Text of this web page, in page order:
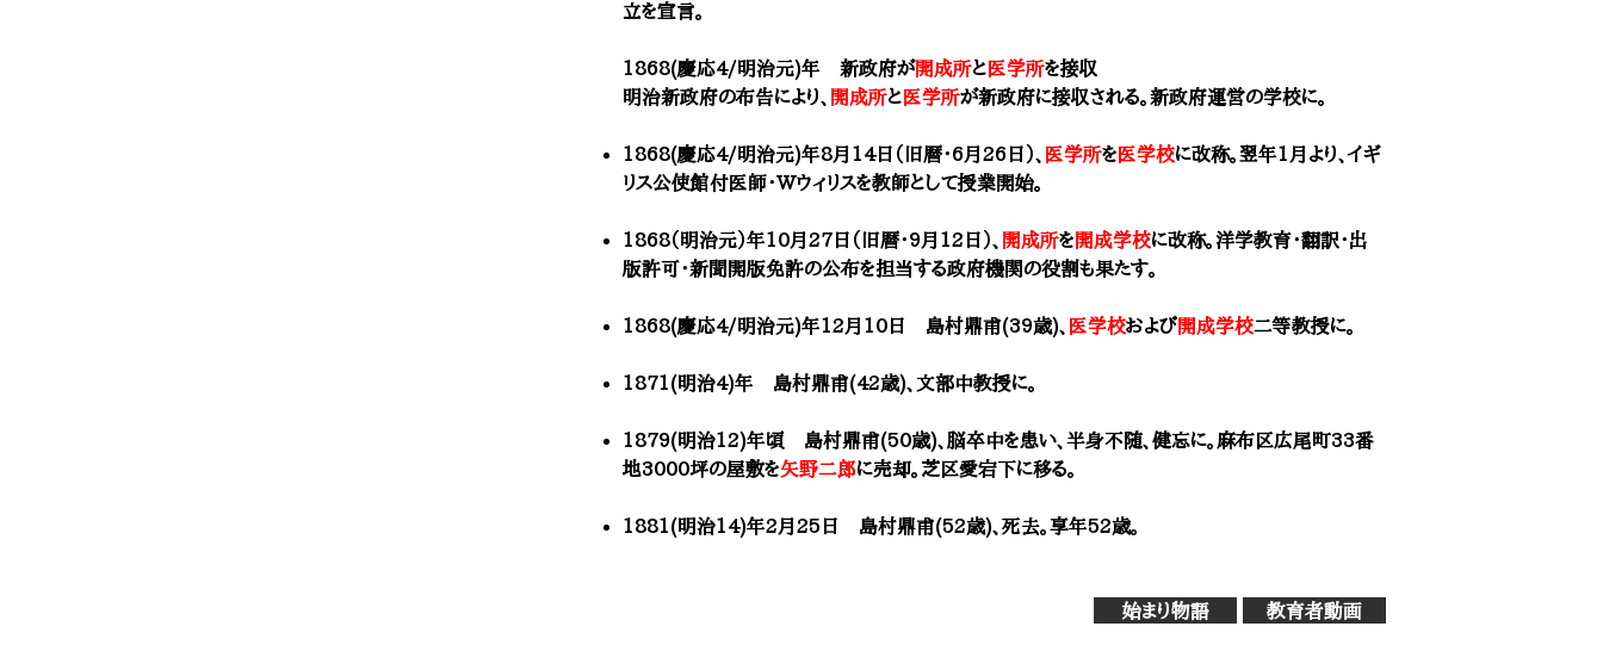
立を宣言。
1868(慶応4/明治元)年 新政府が開成所と 医学所を接収
明治新政府の布告により、 開成所と 医学所が新政府に接収される。新政府運営の学校に。
1868(慶応4/明治元)年8月14日（旧暦・6月26日）、 医学所を 医学校に改称。翌年1月より、イギ
リス公使館付医師・Wウィリスを教師として授業開始。
1868（明治元）年10月27日（旧暦・9月12日）、 開成所を 開成学校に改称。洋学教育・翻訳・出
版許可・新聞開版免許の公布を担当する政府機関の役割も果たす。
1868(慶応4/明治元)年12月10日 島村鼎甫(39歳)、 医学校および開成学校二等教授に。
1871(明治4)年 島村鼎甫(42歳)、 文部中教授に。
1879(明治12)年頃 島村鼎甫(50歳)、脳卒中を患い、半身不随、健忘に。麻布区広尾町33番
地3000坪の屋敷を矢野二郎に売却。芝区愛宕下に移る。
1881(明治14)年2月25日 島村鼎甫(52歳)、死去。享年52歳。
始まり物語 教育者動画